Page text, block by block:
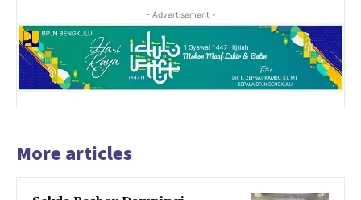
- Advertisement -
More articles